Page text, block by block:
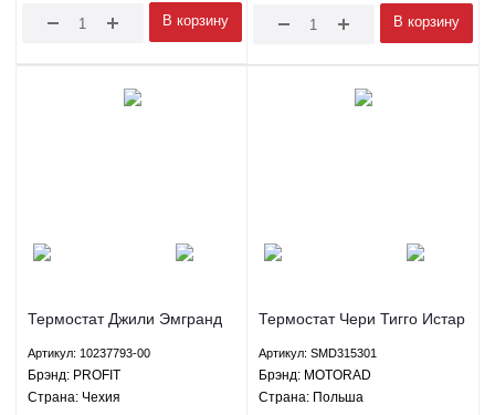
В корзину В корзину
Термостат Джили Эмгранд
Лифан Х60 PROFIT
10237793-00
Артикул: 10237793-00
Брэнд: PROFIT
Страна: Чехия
Термостат Чери Тигго Истар
Вол Хавал Н6 MOTORAD
SMD315301
Артикул: SMD315301
Брэнд: MOTORAD
Страна: Польша